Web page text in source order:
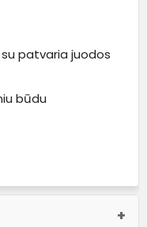
patvaria juodos
būdu